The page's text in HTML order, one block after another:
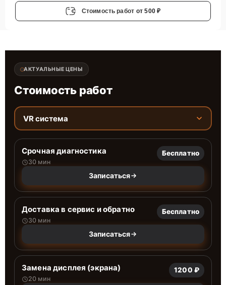
Стоимость работ от 500 ₽
АКТУАЛЬНЫЕ ЦЕНЫ
Стоимость работ
VR система
Срочная диагностика
30 мин
Бесплатно
Записаться
Доставка в сервис и обратно
30 мин
Бесплатно
Записаться
Замена дисплея (экрана)
20 мин
1200 ₽